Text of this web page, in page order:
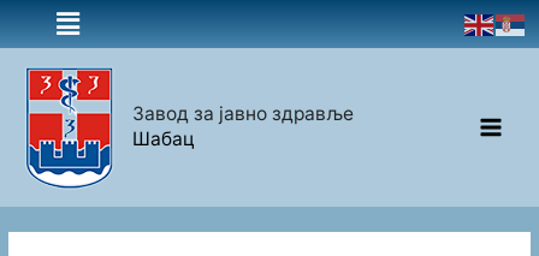
Завод за јавно здравље
Шабац